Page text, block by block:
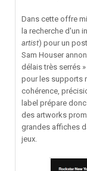
Dans cette offre
la recherche d'un
artist) pour un
Sam Houser
délais très serrés
pour les supports
cohérence,
label prépare
des artworks
grandes affiches
jeux.